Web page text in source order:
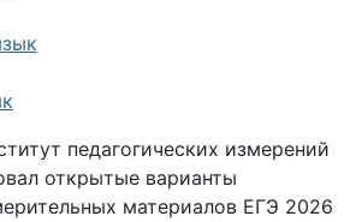
педагогических измерений
открытые варианты
материалов ЕГЭ 2026